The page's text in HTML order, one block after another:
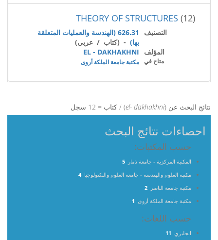
(12)
THEORY OF STRUCTURES
التصنيف
626.31 (الهندسة والعمليات المتعلقة
بها) - (كتاب / عربي)
المؤلف
EL - DAKHAKHNI
متاح في مكتبة جامعة الملكة أروى
نتائج البحث عن (el- dakhakhni) / كتاب = 12 سجل
احصاءات نتائج البحث
حسب المكتبات:
المكتبة المركزية - جامعة ذمار 5
مكتبة العلوم والهندسة - جامعة العلوم والتكنولوجيا 4
مكتبة جامعة الناصر 2
مكتبة جامعة الملكة أروى 1
حسب اللغات:
انجليزي 11